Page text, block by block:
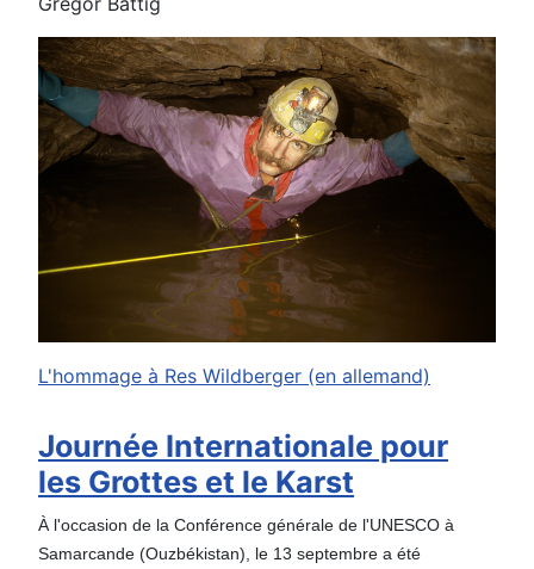
L'hommage à Res Wildberger (en allemand)
Journée Internationale pour
les Grottes et le Karst
À l'occasion de la Conférence générale de l'UNESCO à
Samarcande (Ouzbékistan), le 13 septembre a été